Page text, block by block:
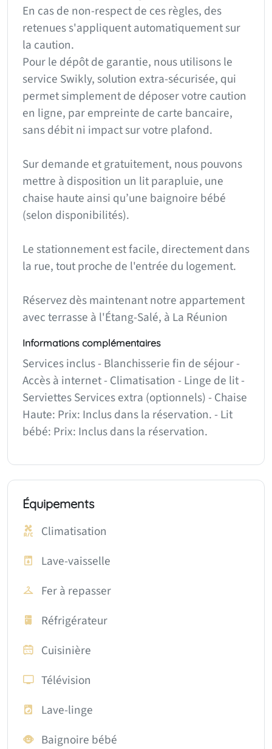
En cas de non-respect de ces règles, des
retenues s'appliquent automatiquement sur
la caution.
Pour le dépôt de garantie, nous utilisons le
service Swikly, solution extra-sécurisée, qui
permet simplement de déposer votre caution
en ligne, par empreinte de carte bancaire,
sans débit ni impact sur votre plafond.
Sur demande et gratuitement, nous pouvons
mettre à disposition un lit parapluie, une
chaise haute ainsi qu’une baignoire bébé
(selon disponibilités).
Le stationnement est facile, directement dans
la rue, tout proche de l'entrée du logement.
Réservez dès maintenant notre appartement
avec terrasse à l'Étang-Salé, à La Réunion
Informations complémentaires
Services inclus - Blanchisserie fin de séjour -
Accès à internet - Climatisation - Linge de lit -
Serviettes Services extra (optionnels) - Chaise
Haute: Prix: Inclus dans la réservation. - Lit
bébé: Prix: Inclus dans la réservation.
Équipements
Climatisation
Lave-vaisselle
Fer à repasser
Réfrigérateur
Cuisinière
Télévision
Lave-linge
Baignoire bébé